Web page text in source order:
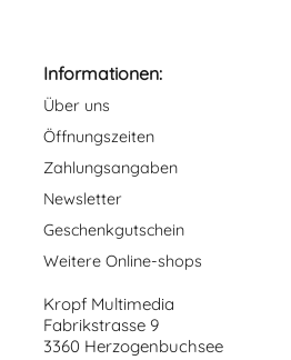
Informationen:
Über uns
Öffnungszeiten
Zahlungsangaben
Newsletter
Geschenkgutschein
Weitere Online-shops
Kropf Multimedia
Fabrikstrasse 9
3360 Herzogenbuchsee